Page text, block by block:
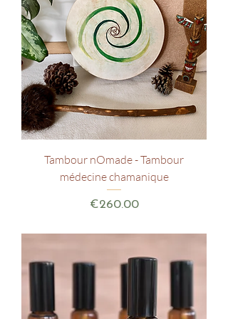
Tambour nOmade - Tambour
médecine chamanique
Price
€260.00